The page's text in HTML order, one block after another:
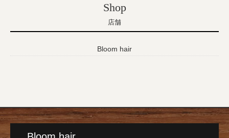
Shop
店舗
Bloom hair